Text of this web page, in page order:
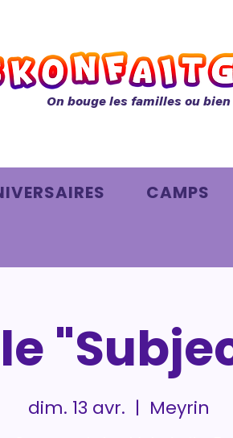
On bouge les familles ou bien
CAMPS
dim. 13 avr.
  |
Meyrin